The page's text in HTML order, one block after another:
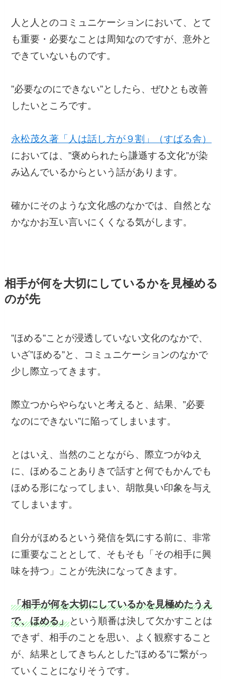
人と人とのコミュニケーションにおいて、とて
も重要・必要なことは周知なのですが、意外と
できていないものです。
”必要なのにできない”としたら、ぜひとも改善
したいところです。
永松茂久著「人は話し方が９割」（すばる舎）
においては、”褒められたら謙遜する文化”が染
み込んでいるからという話があります。
確かにそのような文化感のなかでは、自然とな
かなかお互い言いにくくなる気がします。
相手が何を大切にしているかを見極める
のが先
”ほめる”ことが浸透していない文化のなかで、
いざ”ほめる”と、コミュニケーションのなかで
少し際立ってきます。
際立つからやらないと考えると、結果、”必要
なのにできない”に陥ってしまいます。
とはいえ、当然のことながら、際立つがゆえ
に、ほめることありきで話すと何でもかんでも
ほめる形になってしまい、胡散臭い印象を与え
てしまいます。
自分がほめるという発信を気にする前に、非常
に重要なこととして、そもそも「その相手に興
味を持つ」ことが先決になってきます。
「相手が何を大切にしているかを見極めたうえ
で、ほめる」 という順番は決して欠かすことは
できず、相手のことを思い、よく観察すること
が、結果としてきちんとした”ほめる”に繋がっ
ていくことになりそうです。